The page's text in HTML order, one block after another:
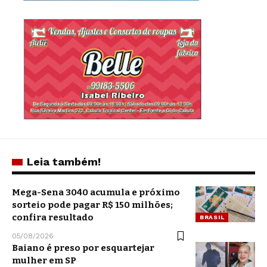
Leia também!
BRASIL
Mega-Sena 3040 acumula e próximo
sorteio pode pagar R$ 150 milhões;
confira resultado
05/08/2026
Baiano é preso por esquartejar
mulher em SP